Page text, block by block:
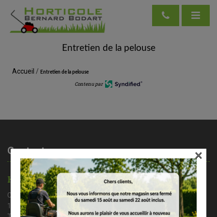
Entretien de la pelouse
Accueil / Entretien de la pelouse
Contenu par
Contactez-nous
HORTICOLE BERNARD BODART
Chaussée de Nivelles 35A
1461 Haut – Ittre
×